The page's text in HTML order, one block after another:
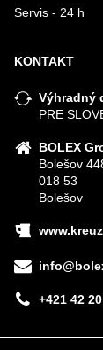
Servis - 24 h
KONTAKT
Výhradný
PRE
BOLEX
Bolešov
018 53
Bolešov
+421 42